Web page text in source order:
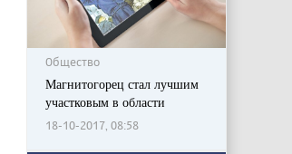
Общество
Магнитогорец стал лучшим
участковым в области
18-10-2017, 08:58